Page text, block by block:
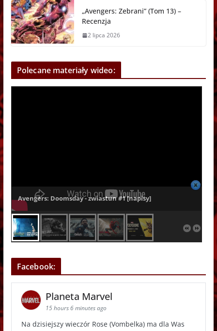
„Avengers: Zebrani” (Tom 13) –
Recenzja
2 lipca 2026
Polecane materiały wideo:
Avengers: Doomsday - zwiastun #1 [napisy]
Facebook:
Planeta Marvel
15 hours 6 minutes ago
Na dzisiejszy wieczór Rose (Vombelka) ma dla Was